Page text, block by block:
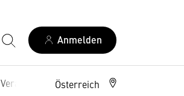
Anmelden
VeranstaltungenÖsterreich